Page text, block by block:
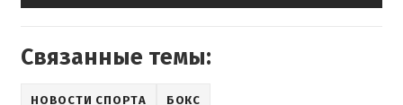
Связанные темы:
НОВОСТИ СПОРТА БОКС